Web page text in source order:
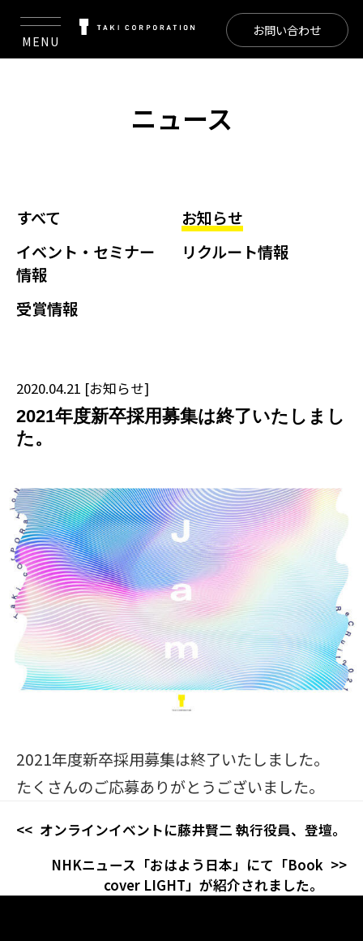
MENU
お問い合わせ
ニュース
すべて
お知らせ
イベント・セミナー
情報
リクルート情報
受賞情報
2020.04.21 [お知らせ]
2021年度新卒採⽤募集は終了いたしまし
た。
2021年度新卒採⽤募集は終了いたしました。
たくさんのご応募ありがとうございました。
オンラインイベントに藤井賢二 執行役員、登壇。
NHKニュース「おはよう日本」にて「Book
cover LIGHT」が紹介されました。